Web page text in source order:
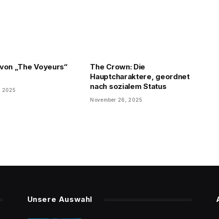
„The Voyeurs“
2025
The Crown: Die
Hauptcharaktere, geordnet
nach sozialem Status
November 26, 2025
Unsere Auswahl